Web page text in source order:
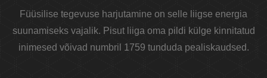
Füüsilise tegevuse harjutamine on selle liigse energia
suunamiseks vajalik. Pisut liiga oma pildi külge kinnitatud
inimesed võivad numbril 1759 tunduda pealiskaudsed.